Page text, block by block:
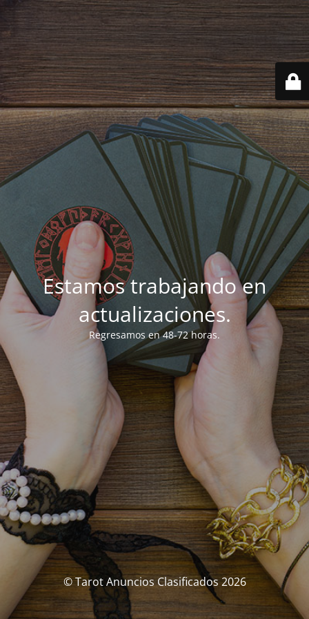
Estamos trabajando en
actualizaciones.
Regresamos en 48-72 horas.
© Tarot Anuncios Clasificados 2026